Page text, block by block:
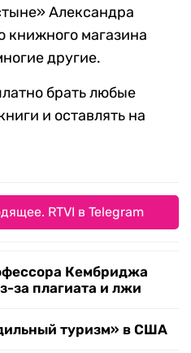
Александра
книжного магазина
другие.
брать любые
и оставлять на
RTVI в Telegram
Кембриджа
за плагиата и лжи
туризм» в США